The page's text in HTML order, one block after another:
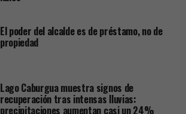
El poder del alcalde es de préstamo, no de
propiedad
Lago Caburgua muestra signos de
recuperación tras intensas lluvias:
precipitaciones aumentan casi un 24%